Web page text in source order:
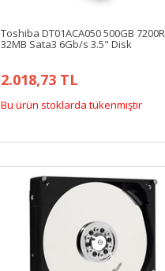
Toshiba DT01ACA050 500GB
32MB Sata3 6Gb/s 3.5" Disk
2.018,73 TL
Bu ürün stoklarda tükenmiştir